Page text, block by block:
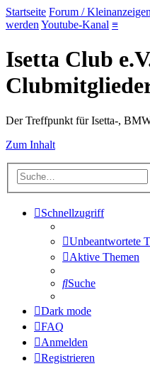
Startseite Forum / Kleinanzeigen
werden Youtube-Kanal ≡
Isetta Club
Der Treffpunkt für Isetta-,
Zum Inhalt
Schnellzugriff
Unbeantwortete
Aktive Themen
Suche
Dark mode
FAQ
Anmelden
Registrieren